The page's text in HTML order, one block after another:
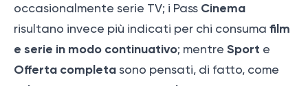
occasionalmente serie TV; i Pass Cinema
risultano invece più indicati per chi consuma film
e serie in modo continuativo; mentre Sport e
Offerta completa sono pensati, di fatto, come